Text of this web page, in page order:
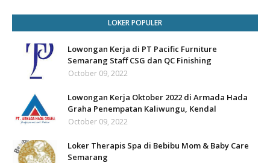
LOKER POPULER
Lowongan Kerja di PT Pacific Furniture
Semarang Staff CSG dan QC Finishing
October 09, 2022
Lowongan Kerja Oktober 2022 di Armada Hada
Graha Penempatan Kaliwungu, Kendal
October 09, 2022
Loker Therapis Spa di Bebibu Mom & Baby Care
Semarang